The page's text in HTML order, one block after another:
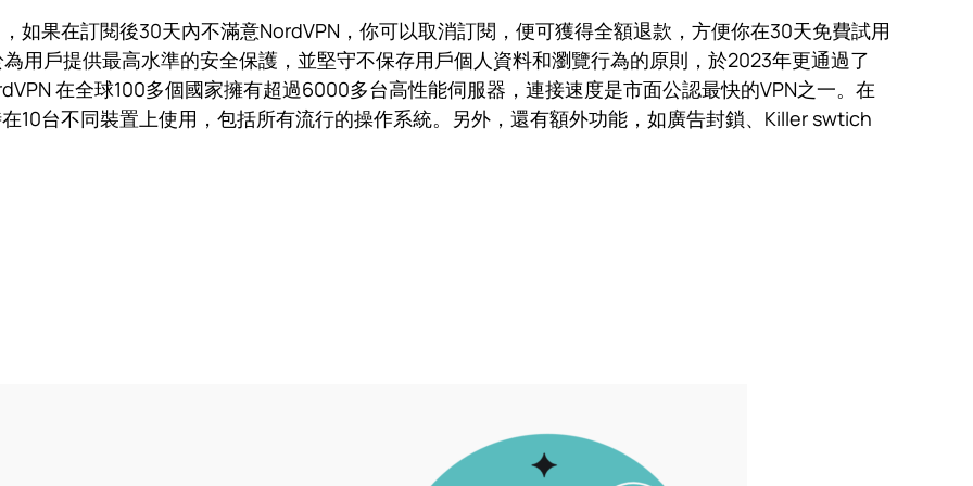
如果在訂閱後30天內不滿意NordVPN，你可以取消訂閱，便可獲得全額退款，方便你在30天免費試用
用戶提供最高水準的安全保護，並堅守不保存用戶個人資料和瀏覽行為的原則，於2023年更通過了
在全球100多個國家擁有超過6000多台高性能伺服器，連接速度是市面公認最快的VPN之一。在
10台不同裝置上使用，包括所有流行的操作系統。另外，還有額外功能，如廣告封鎖、Killer swtich